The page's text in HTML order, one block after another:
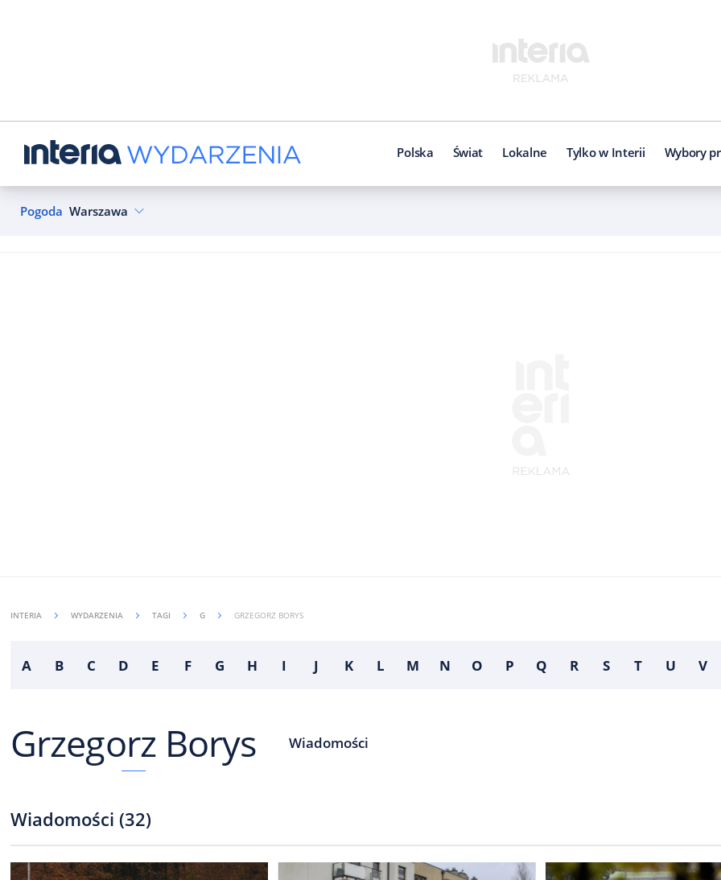
Polska Świat Lokalne Tylko w Interii Wybory
Pogoda Warszawa
INTERIA WYDARZENIA TAGI G GRZEGORZ BORYS
A B C D E F G H I J K L M N O P Q R S T U V
Grzegorz Borys Wiadomości
Wiadomości (32)